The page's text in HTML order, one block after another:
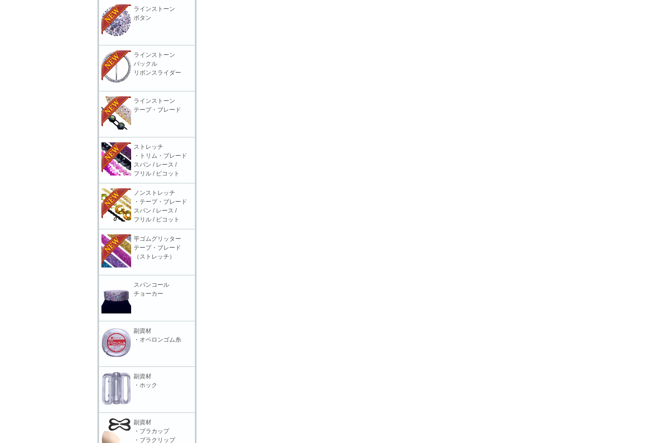
ラインストーン
ボタン
ラインストーン
バックル
リボンスライダー
ラインストーン
テープ・ブレード
ストレッチ
・トリム・ブレード
スパン / レース /
フリル / ピコット
ノンストレッチ
・テープ・ブレード
スパン / レース /
フリル / ピコット
平ゴムグリッター
テープ・ブレード
（ストレッチ）
スパンコール
チョーカー
副資材
・オペロンゴム糸
副資材
・ホック
副資材
・ブラカップ
・ブラクリップ